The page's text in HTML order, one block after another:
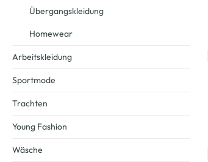
Übergangskleidung
Homewear
Arbeitskleidung
Sportmode
Trachten
Young Fashion
Wäsche